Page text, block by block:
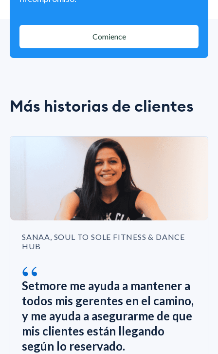
Comience
Más historias de clientes
SANAA, SOUL TO SOLE FITNESS & DANCE
HUB
“
Setmore me ayuda a mantener a
todos mis gerentes en el camino,
y me ayuda a asegurarme de que
mis clientes están llegando
según lo reservado.